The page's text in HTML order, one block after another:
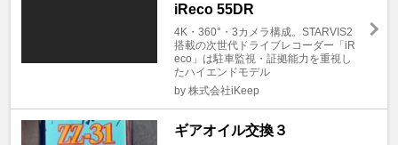
iReco 55DR
4K・360°・3カメラ構成。STARVIS2
搭載の次世代ドライブレコーダー「iR
eco」は駐車監視・証拠能力を重視し
たハイエンドモデル
by 株式会社iKeep
ギアオイル交換３